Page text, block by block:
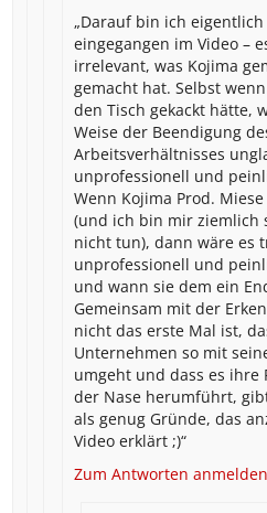
„Darauf bin ich
eingegangen im Video –
irrelevant, was Kojima
gemacht hat. Selbst
den Tisch gekackt hätte,
Weise der Beendigung
Arbeitsverhältnisses
unprofessionell und
Wenn Kojima Prod.
(und ich bin mir ziemlich
nicht tun), dann wäre es
unprofessionell und
und wann sie dem ein
Gemeinsam mit der
nicht das erste Mal ist,
Unternehmen so mit
umgeht und dass es ihre
der Nase herumführt,
als genug Gründe, das
Video erklärt ;)“
Zum Antworten anmelden